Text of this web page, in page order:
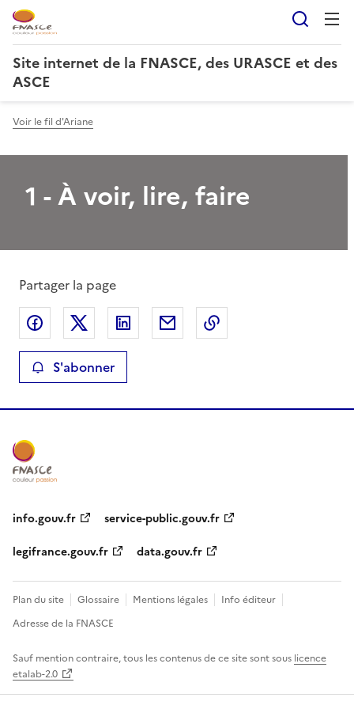
Site internet de la FNASCE, des URASCE et des
ASCE
Voir le fil d'Ariane
1 - À voir, lire, faire
Partager la page
Partager sur Facebook
Partager sur XPartager sur LinkedIn
Partager par email
S'abonner
info.gouv.fr
service-public.gouv.fr
legifrance.gouv.fr
data.gouv.fr
Plan du site Glossaire Mentions légales
Info éditeur
Adresse de la FNASCE
Sauf mention contraire, tous les contenus de ce site sont sous licence
etalab-2.0